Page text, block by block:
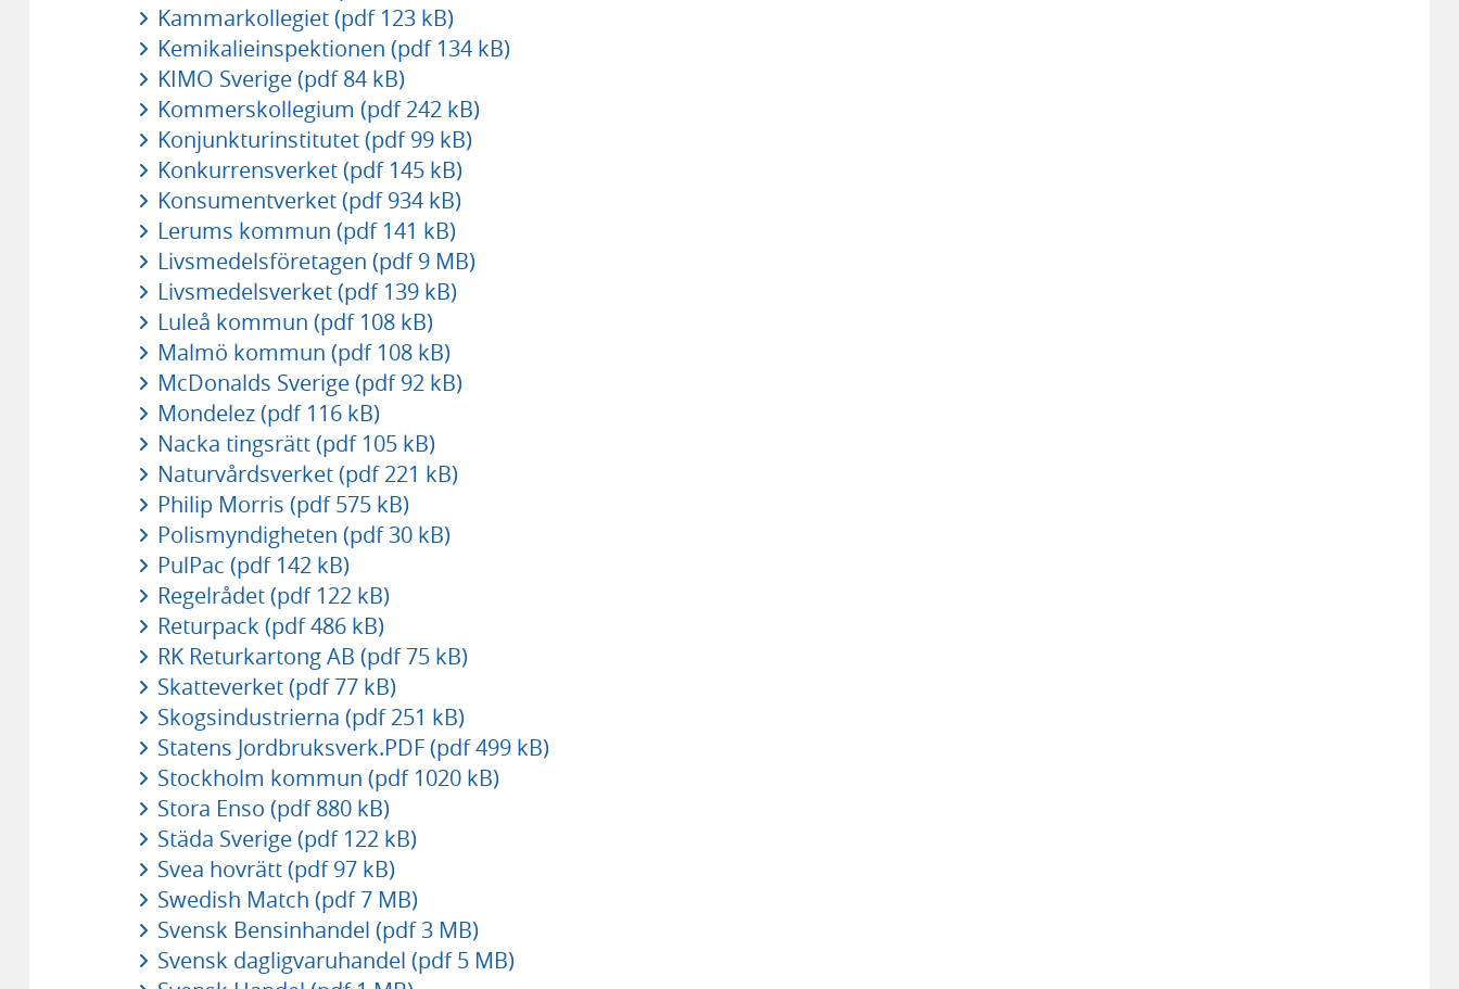
Kammarkollegiet (pdf 123 kB)
Kemikalieinspektionen (pdf 134 kB)
KIMO Sverige (pdf 84 kB)
Kommerskollegium (pdf 242 kB)
Konjunkturinstitutet (pdf 99 kB)
Konkurrensverket (pdf 145 kB)
Konsumentverket (pdf 934 kB)
Lerums kommun (pdf 141 kB)
Livsmedelsföretagen (pdf 9 MB)
Livsmedelsverket (pdf 139 kB)
Luleå kommun (pdf 108 kB)
Malmö kommun (pdf 108 kB)
McDonalds Sverige (pdf 92 kB)
Mondelez (pdf 116 kB)
Nacka tingsrätt (pdf 105 kB)
Naturvårdsverket (pdf 221 kB)
Philip Morris (pdf 575 kB)
Polismyndigheten (pdf 30 kB)
PulPac (pdf 142 kB)
Regelrådet (pdf 122 kB)
Returpack (pdf 486 kB)
RK Returkartong AB (pdf 75 kB)
Skatteverket (pdf 77 kB)
Skogsindustrierna (pdf 251 kB)
Statens Jordbruksverk.PDF (pdf 499 kB)
Stockholm kommun (pdf 1020 kB)
Stora Enso (pdf 880 kB)
Städa Sverige (pdf 122 kB)
Svea hovrätt (pdf 97 kB)
Swedish Match (pdf 7 MB)
Svensk Bensinhandel (pdf 3 MB)
Svensk dagligvaruhandel (pdf 5 MB)